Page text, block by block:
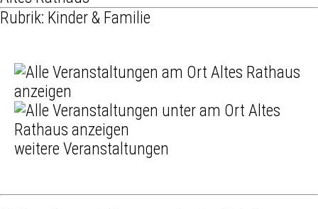
Rubrik: Kinder & Familie
weitere Veranstaltungen